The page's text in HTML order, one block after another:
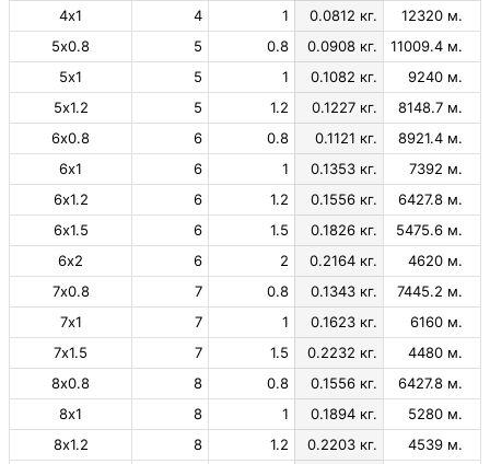
4х1
4 1 0.0812 кг.
12320 м.
5х0.8
5 0.8 0.0908 кг.
11009.4 м.
5х1
5 1 0.1082 кг.
9240 м.
5х1.2
5 1.2 0.1227 кг.
8148.7 м.
6х0.8
6 0.8 0.1121 кг.
8921.4 м.
6х1
6 1 0.1353 кг.
7392 м.
6х1.2
6 1.2 0.1556 кг.
6427.8 м.
6х1.5
6 1.5 0.1826 кг.
5475.6 м.
6х2
6 2 0.2164 кг.
4620 м.
7х0.8
7 0.8 0.1343 кг.
7445.2 м.
7х1
7 1 0.1623 кг.
6160 м.
7х1.5
7 1.5 0.2232 кг.
4480 м.
8х0.8
8 0.8 0.1556 кг.
6427.8 м.
8х1
8 1 0.1894 кг.
5280 м.
8х1.2
8 1.2 0.2203 кг.
4539 м.